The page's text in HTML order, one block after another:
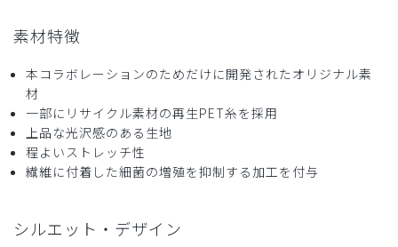
役に立った
ご購入者様
購入確認済み
ストレッチ感
よく伸びる
素材特徴
本コラボレーションのためだけに開発されたオリジナル素
材
一部にリサイクル素材の再生PET糸を採用
上品な光沢感のある生地
程よいストレッチ性
繊維に付着した細菌の増殖を抑制する加工を付与
シルエット・デザイン